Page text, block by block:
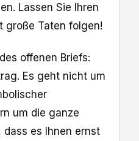
Lassen Sie Ihren
große Taten folgen!
offenen Briefs:
Es geht nicht um
um die ganze
dass es Ihnen ernst